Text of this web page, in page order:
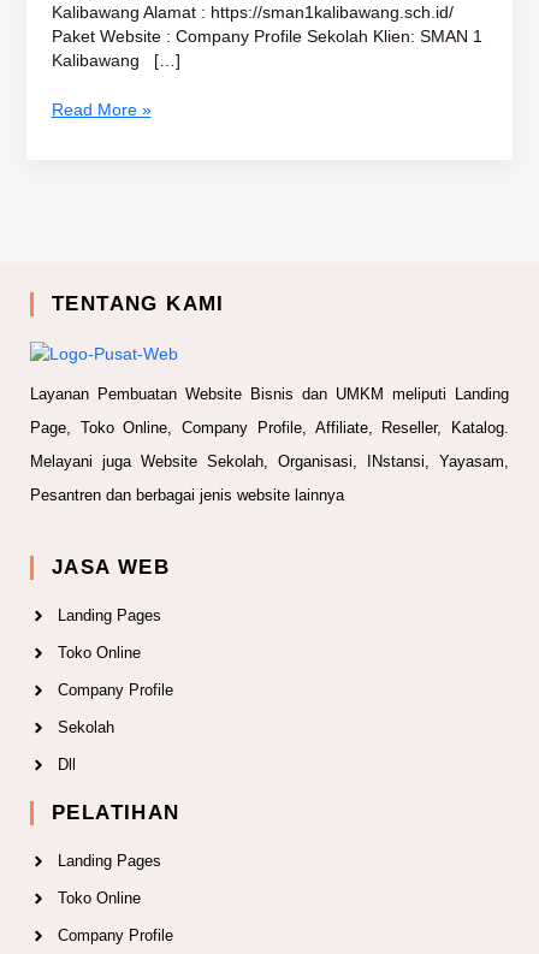
Kalibawang Alamat : https://sman1kalibawang.sch.id/
Paket Website : Company Profile Sekolah Klien: SMAN 1
Kalibawang […]
Read More »
TENTANG KAMI
Layanan Pembuatan Website Bisnis dan UMKM meliputi Landing
Page, Toko Online, Company Profile, Affiliate, Reseller, Katalog.
Melayani juga Website Sekolah, Organisasi, INstansi, Yayasam,
Pesantren dan berbagai jenis website lainnya
JASA WEB
Landing Pages
Toko Online
Company Profile
Sekolah
Dll
PELATIHAN
Landing Pages
Toko Online
Company Profile